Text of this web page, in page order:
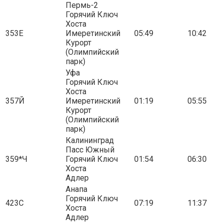
353Е
Пермь-2
Горячий Ключ
Хоста
Имеретинский
Курорт
(Олимпийский
парк)
05:49 10:42
357Й
Уфа
Горячий Ключ
Хоста
Имеретинский
Курорт
(Олимпийский
парк)
01:19 05:55
359*Ч
Калининград
Пасс Южный
Горячий Ключ
Хоста
Адлер
01:54 06:30
423С
Анапа
Горячий Ключ
Хоста
Адлер
07:19 11:37